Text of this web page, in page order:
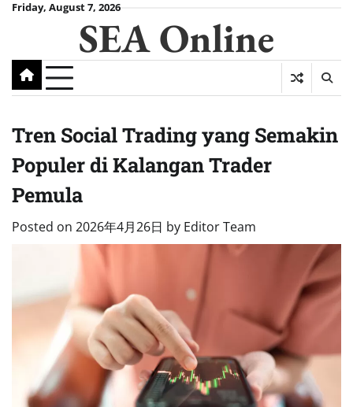
SkipFriday, August 7, 2026
SEA Online
Tren Social Trading yang Semakin
Populer di Kalangan Trader
Pemula
Posted on 2026年4月26日 by Editor Team